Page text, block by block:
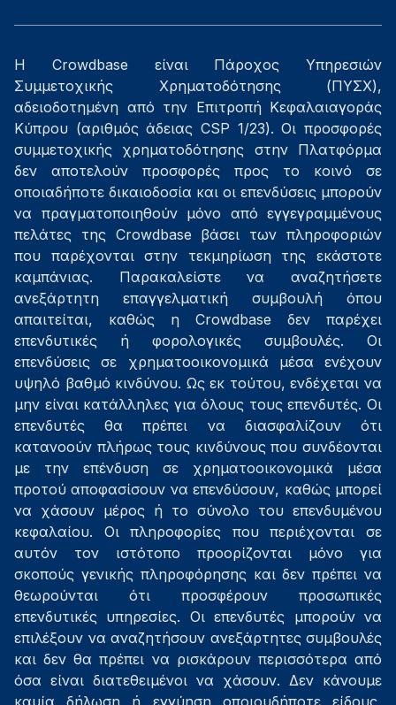
Η Crowdbase είναι Πάροχος Υπηρεσιών
Συμμετοχικής Χρηματοδότησης (ΠΥΣΧ),
αδειοδοτημένη από την Επιτροπή Κεφαλαιαγοράς
Κύπρου (αριθμός άδειας CSP 1/23). Οι προσφορές
συμμετοχικής χρηματοδότησης στην Πλατφόρμα
δεν αποτελούν προσφορές προς το κοινό σε
οποιαδήποτε δικαιοδοσία και οι επενδύσεις μπορούν
να πραγματοποιηθούν μόνο από εγγεγραμμένους
πελάτες της Crowdbase βάσει των πληροφοριών
που παρέχονται στην τεκμηρίωση της εκάστοτε
καμπάνιας. Παρακαλείστε να αναζητήσετε
ανεξάρτητη επαγγελματική συμβουλή όπου
απαιτείται, καθώς η Crowdbase δεν παρέχει
επενδυτικές ή φορολογικές συμβουλές. Οι
επενδύσεις σε χρηματοοικονομικά μέσα ενέχουν
υψηλό βαθμό κινδύνου. Ως εκ τούτου, ενδέχεται να
μην είναι κατάλληλες για όλους τους επενδυτές. Οι
επενδυτές θα πρέπει να διασφαλίζουν ότι
κατανοούν πλήρως τους κινδύνους που συνδέονται
με την επένδυση σε χρηματοοικονομικά μέσα
προτού αποφασίσουν να επενδύσουν, καθώς μπορεί
να χάσουν μέρος ή το σύνολο του επενδυμένου
κεφαλαίου. Οι πληροφορίες που περιέχονται σε
αυτόν τον ιστότοπο προορίζονται μόνο για
σκοπούς γενικής πληροφόρησης και δεν πρέπει να
θεωρούνται ότι προσφέρουν προσωπικές
επενδυτικές υπηρεσίες. Οι επενδυτές μπορούν να
επιλέξουν να αναζητήσουν ανεξάρτητες συμβουλές
και δεν θα πρέπει να ρισκάρουν περισσότερα από
όσα είναι διατεθειμένοι να χάσουν. Δεν κάνουμε
καμία δήλωση ή εγγύηση οποιουδήποτε είδους,